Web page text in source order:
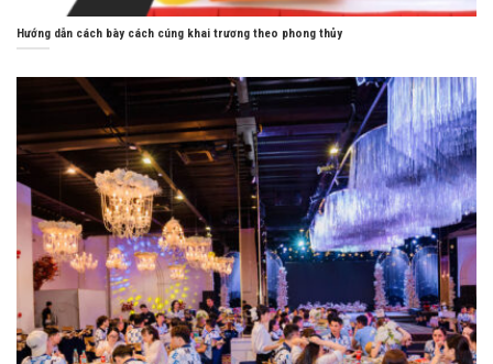
Hướng dẫn cách bày cách cúng khai trương theo phong thủy